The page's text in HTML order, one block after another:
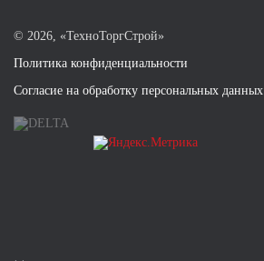
© 2026, «ТехноТоргСтрой»
Политика конфиденциальности
Согласие на обработку персональных данных